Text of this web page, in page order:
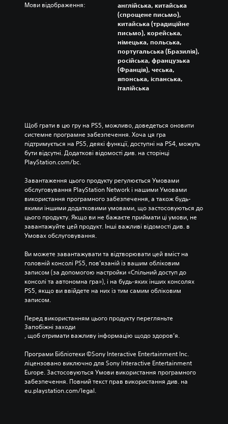
Мови відображення:
англійська, китайська
(спрощене письмо),
китайська (традиційне
письмо), корейська,
німецька, польська,
португальська (Бразилія),
російська, французька
(Франція), чеська,
японська, іспанська,
італійська
Щоб грати в цю гру на PS5, можливо, доведеться оновити
системне програмне забезпечення. Хоча ця гра
підтримується на PS5, деякі функції, доступні на PS4, можуть
бути відсутні. Додаткові відомості див. на сторінці
PlayStation.com/bc.
Завантаження цього продукту регулюється Умовами
обслуговування PlayStation Network і нашими Умовами
використання програмного забезпечення, а також будь-
якими іншими додатковими умовами, що застосовуються до
цього продукту. Якщо ви не бажаєте приймати ці умови, не
завантажуйте цей продукт. Інші важливі відомості див. в
Умовах обслуговування.
Ви можете завантажувати та відтворювати цей вміст на
головній консолі PS5, пов’язаній із вашим обліковим
записом (за допомогою настройки «Спільний доступ до
консолі та автономна гра»), і на будь-яких інших консолях
PS5, якщо ви ввійдете на них із тим самим обліковим
записом.
Перед використанням цього продукту перегляньте
Запобіжні заходи
, щоб отримати важливу інформацію щодо здоров’я.
Програми Бібліотеки ©Sony Interactive Entertainment Inc.
ліцензовано виключно для Sony Interactive Entertainment
Europe. Застосовуються Умови використання програмного
забезпечення. Повний текст прав використання див. на
eu.playstation.com/legal.